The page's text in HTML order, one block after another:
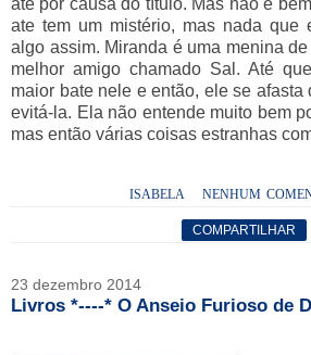
ate tem um mistério, mas nada que
algo assim. Miranda é uma menina
melhor amigo chamado Sal. Até
maior bate nele e então, ele se afasta
evitá-la. Ela não entende muito bem
mas então várias coisas estranhas
ISABELA NENHUM
COMPARTILHAR
23 dezembro 2014
Livros *----* O Anseio Furioso de